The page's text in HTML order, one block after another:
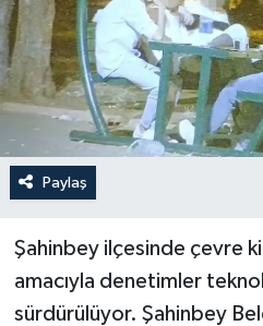
Paylaş
Şahinbey ilçesinde çevre
amacıyla denetimler
sürdürülüyor. Şahinbey
Bi̇li̇m & Teknoloji̇
Dünya
Eği̇ti̇m